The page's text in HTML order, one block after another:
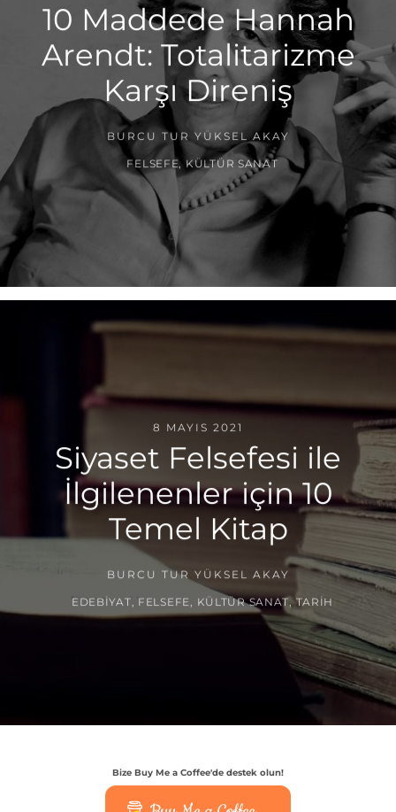
10 Maddede Hannah
Arendt: Totalitarizme
Karşı Direniş
BURCU TUR YÜKSEL AKAY
FELSEFE,KÜLTÜR SANAT
8 MAYIS 2021
Siyaset Felsefesi ile
İlgilenenler için 10
Temel Kitap
BURCU TUR YÜKSEL AKAY
EDEBIYAT FELSEFE KÜLTÜR SANAT ,TARIH
Bize Buy Me a Coffee'de destek olun!